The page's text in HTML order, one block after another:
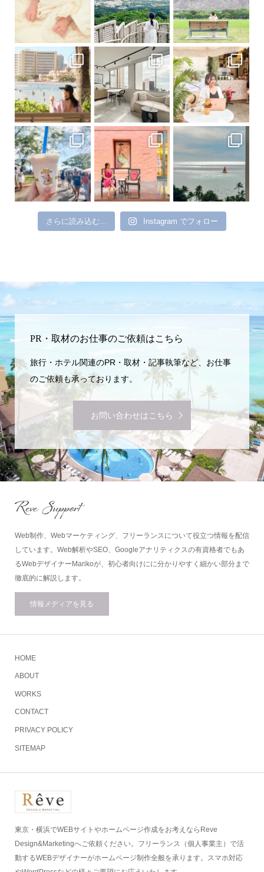
さらに読み込む... Instagram でフォロー
PR・取材のお仕事のご依頼はこちら
旅行・ホテル関連のPR・取材・記事執筆など、お仕事
のご依頼も承っております。
お問い合わせはこちら
Web制作、Webマーケティング、フリーランスについて役立つ情報を配信
しています。Web解析やSEO、Googleアナリティクスの有資格者でもあ
るWebデザイナーMarikoが、初心者向けにに分かりやすく細かい部分まで
徹底的に解説します。
情報メディアを見る
HOME
ABOUT
WORKS
CONTACT
PRIVACY POLICY
SITEMAP
東京・横浜でWEBサイトやホームページ作成をお考えならReve
Design&Marketingへご依頼ください。フリーランス（個人事業主）で活
動するWEBデザイナーがホームページ制作全般を承ります。スマホ対応